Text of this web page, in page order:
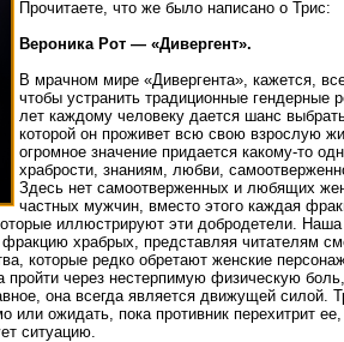
Прочитаете, что же было написано о Трис:
Вероника Рот ― «Дивергент».
В мрачном мире «Дивергента», кажется,
чтобы устранить традиционные гендерные
лет каждому человеку дается шанс
которой он проживет всю свою взрослую
огромное значение придается какому-то
храбрости, знаниям, любви,
Здесь нет самоотверженных и любящих
частных мужчин, вместо этого каждая
иллюстрируют эти добродетели. Наша
храбрых, представляя читателям
которые редко обретают женские
пройти через нестерпимую физическую
она всегда является движущей силой.
или ожидать, пока противник перехитрит
ситуацию.